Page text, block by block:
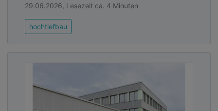
29.06.2026, Lesezeit ca. 4 Minuten
hochtiefbau